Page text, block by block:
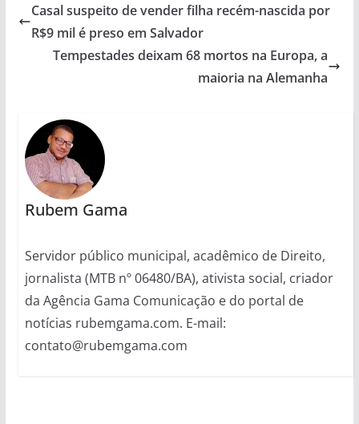
Casal suspeito de vender filha recém-nascida por
R$9 mil é preso em Salvador
Tempestades deixam 68 mortos na Europa, a
maioria na Alemanha
Rubem Gama
Servidor público municipal, acadêmico de Direito,
jornalista (MTB nº 06480/BA), ativista social, criador
da Agência Gama Comunicação e do portal de
notícias rubemgama.com. E-mail:
contato@rubemgama.com